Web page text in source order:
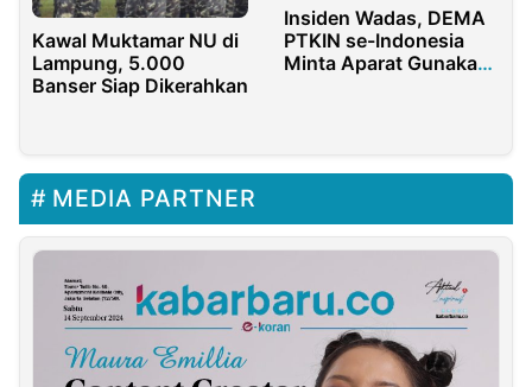
Kawal Muktamar NU di
Lampung, 5.000
Banser Siap Dikerahkan
Insiden Wadas, DEMA
PTKIN se-Indonesia
Minta Aparat Gunakan
MEDIA PARTNER